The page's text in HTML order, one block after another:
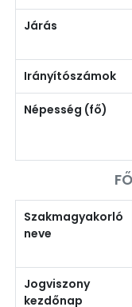
Járás
Irányítószámok
Népesség (fő)
Szakmagyakorló
neve
Jogviszony
kezdőnap